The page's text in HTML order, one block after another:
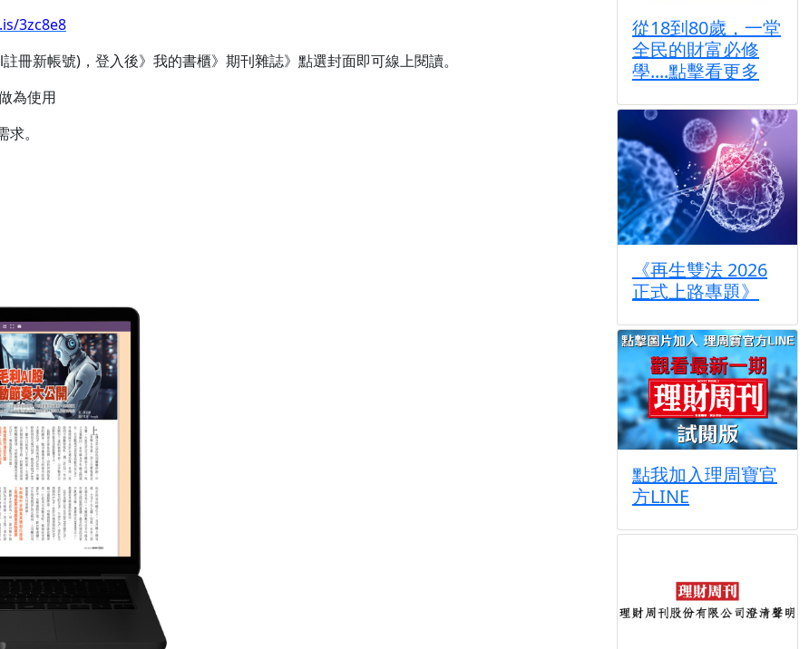
3zc8e8
新帳號)，登入後》我的書櫃》期刊雜誌》點選封面即可線上閱讀。
為使用
。
從18到80歲，一堂
全民的財富必修
學....點擊看更多
《再生雙法 2026
正式上路專題》
點我加入理周寶官
方LINE